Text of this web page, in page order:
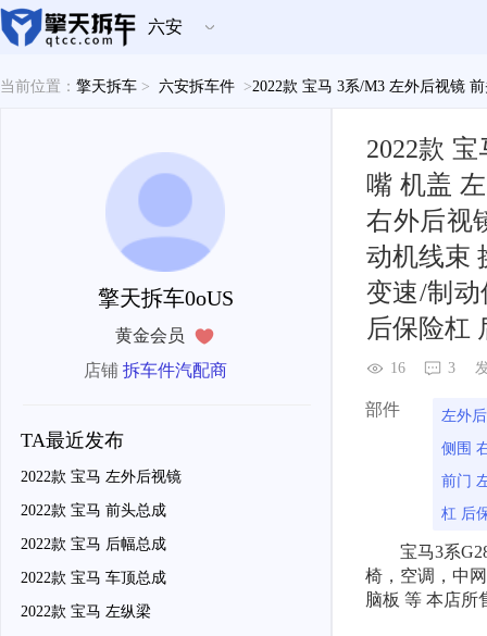
六安
当前位置： 擎天拆车 > 六安拆车件 >2022款 宝马 3系/M3 左外后视镜
擎天拆车0oUS
黄金会员
店铺拆车件汽配商
TA最近发布
2022款 宝马 左外后视镜
2022款 宝马 前头总成
2022款 宝马 后幅总成
2022款 宝马 车顶总成
2022款 宝马 左纵梁
2022款
嘴 机盖
右外后视
动机线束
变速/制动
后保险杠
16 3
部件
左外
侧围
前门
杠 后
宝马3系
椅，空调，中
脑板 等 本店所